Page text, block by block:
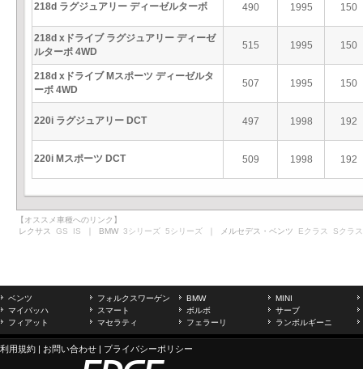
218d ラグジュアリー ディーゼルターボ 490 1995 150
218d xドライブ ラグジュアリー ディーゼ
ルターボ 4WD
515 1995 150
218d xドライブ Mスポーツ ディーゼルタ
ーボ 4WD
507 1995 150
220i ラグジュアリー DCT 497 1998 192
220i Mスポーツ DCT 509 1998 192
【オススメ車種へのリンク】
レクサス GS IS ｜ BMW 3シリーズ 5シリーズ ｜ メルセデス・ベンツ Eクラス Sクラス
ベンツ フォルクスワーゲン BMW
MINI
マイバッハ
スマート ボルボ
サーブ
フィアット
マセラティ フェラーリ ランボルギーニ
利用規約 | お問い合わせ | プライバシーポリシー